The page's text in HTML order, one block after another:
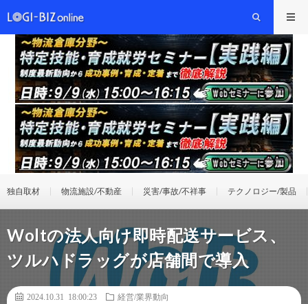
独自取材 物流施設/不動産 災害/事故/不祥事 テクノロジー/製品
Woltの法人向け即時配送サービス、
ツルハドラッグが店舗間で導入
2024.10.31 18:00:23
経営/業界動向